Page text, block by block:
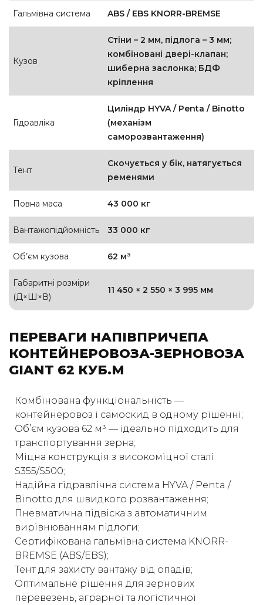
Гальмівна система ABS / EBS KNORR-BREMSE
Кузов
Стіни – 2 мм, підлога – 3 мм;
комбіновані двері-клапан;
шиберна заслонка; БДФ
кріплення
Гідравліка
Циліндр HYVA / Penta / Binotto
(механізм
саморозвантаження)
Тент
Скочується у бік, натягується
ременями
Повна маса 43 000 кг
Вантажопідйомність 33 000 кг
Об’єм кузова 62 м³
Габаритні розміри
(Д×Ш×В)
11 450 × 2 550 × 3 995 мм
ПЕРЕВАГИ НАПІВПРИЧЕПА
КОНТЕЙНЕРОВОЗА-ЗЕРНОВОЗА
GIANT 62 КУБ.М
Комбінована функціональність —
контейнеровоз і самоскид в одному рішенні;
Об’єм кузова 62 м³ — ідеально підходить для
транспортування зерна;
Міцна конструкція з високоміцної сталі
S355/S500;
Надійна гідравлічна система HYVA / Penta /
Binotto для швидкого розвантаження;
Пневматична підвіска з автоматичним
вирівнюванням підлоги;
Сертифікована гальмівна система KNORR-
BREMSE (ABS/EBS);
Тент для захисту вантажу від опадів;
Оптимальне рішення для зернових
перевезень, аграрної та логістичної